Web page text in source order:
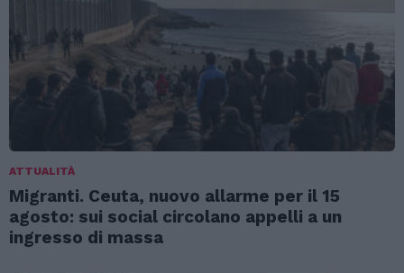
ATTUALITÀ
Migranti. Ceuta, nuovo allarme per il 15
agosto: sui social circolano appelli a un
ingresso di massa